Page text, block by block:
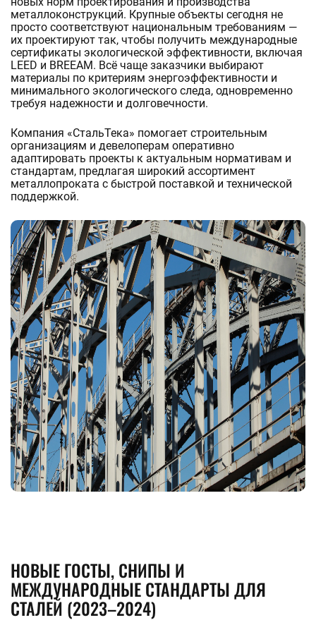
Упаковка
Контакты
Реквизиты
Стол заказов
+7 (863) 303-38-44
Email
ROSTOV@STALTEKA.RU
Жаропрочная сталь
Нихромовый прокат
Инструментальная сталь
Конструкционная сталь
Быстрорежущая сталь
Электротехническая сталь
Износостойкая сталь
Подшипниковая сталь
Судостроительная сталь
Кислостойкая сталь
Биметаллический прокат
Ещё
Саратов
Санкт-Петербург
Тюмень
Уфа
Ульяновск
Владивосток
Волгоград
Воронеж
металлоконструкций. Крупные объекты сегодня не
просто соответствуют национальным требованиям —
их проектируют так, чтобы получить международные
сертификаты экологической эффективности, включая
LEED и BREEAM. Всё чаще заказчики выбирают
материалы по критериям энергоэффективности и
минимального экологического следа, одновременно
требуя надежности и долговечности.
Компания «СтальТека» помогает строительным
организациям и девелоперам оперативно
адаптировать проекты к актуальным нормативам и
стандартам, предлагая широкий ассортимент
металлопроката с быстрой поставкой и технической
поддержкой.
НОВЫЕ ГОСТЫ, СНИПЫ И
МЕЖДУНАРОДНЫЕ СТАНДАРТЫ ДЛЯ
СТАЛЕЙ (2023–2024)